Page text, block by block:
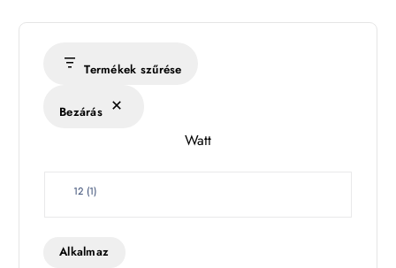
é
s
k
Termékek szűrése
Bezárás
Watt
W
t
12 (1)
Alkalmaz